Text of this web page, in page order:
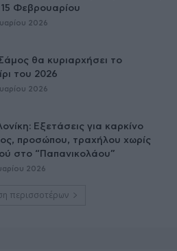
15 Φεβρουαρίου
2026
Σάμος θα κυριαρχήσει το
του 2026
2026
Εξετάσεις για καρκίνο
προσώπου, τραχήλου χωρίς
στο “Παπανικολάου”
2026
περισσοτέρων